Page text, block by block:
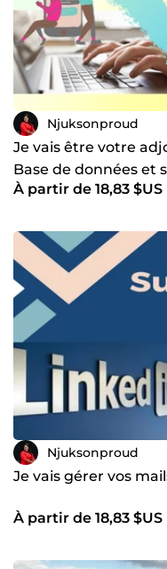
impatiente d’en savoir
que vous serez
aux détails. Au plaisir
Njuksonproud
Je vais être votre
Base de données et
À partir de 18,83 $US
Njuksonproud
Je vais gérer vos
À partir de 18,83 $US